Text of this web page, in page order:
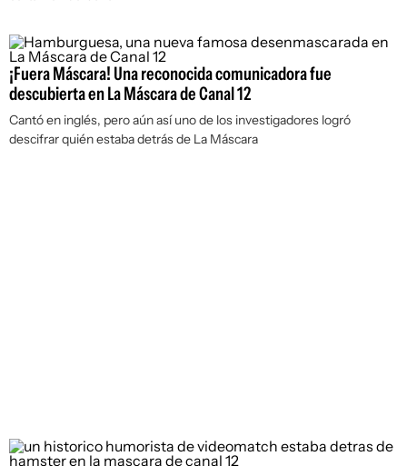
¡Fuera Máscara! Una reconocida comunicadora fue
descubierta en La Máscara de Canal 12
Cantó en inglés, pero aún así uno de los investigadores logró
descifrar quién estaba detrás de La Máscara